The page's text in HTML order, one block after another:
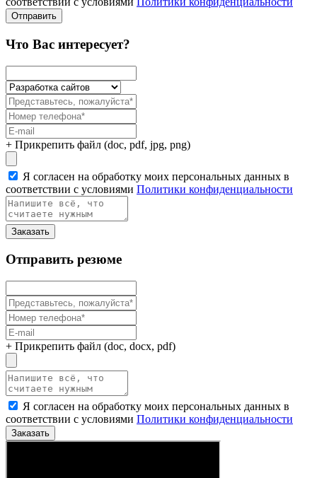
Отправить
Что Вас интересует?
+ Прикрепить файл (doc, pdf, jpg, png)
Я согласен на обработку моих персональных данных в
соответствии с условиями Политики конфиденциальности
Заказать
Отправить резюме
+ Прикрепить файл (doc, docx, pdf)
Я согласен на обработку моих персональных данных в
соответствии с условиями Политики конфиденциальности
Заказать